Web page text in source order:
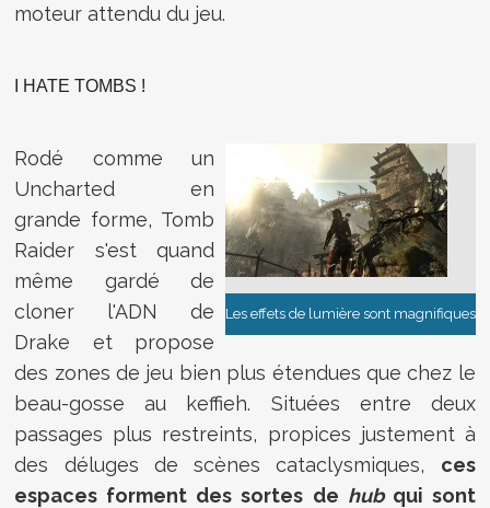
moteur attendu du jeu.
I HATE TOMBS !
Les effets de lumière sont magnifiques
Rodé comme un
Uncharted en
grande forme, Tomb
Raider s'est quand
même gardé de
cloner l'ADN de
Drake et propose
des zones de jeu bien plus étendues que chez le
beau-gosse au keffieh. Situées entre deux
passages plus restreints, propices justement à
des déluges de scènes cataclysmiques, ces
espaces forment des sortes de hubqui sont